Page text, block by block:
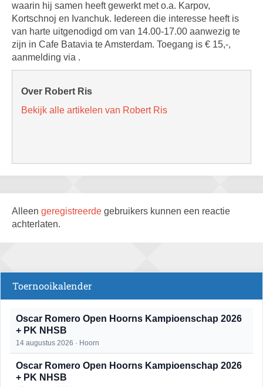
waarin hij samen heeft gewerkt met o.a. Karpov,
Kortschnoj en Ivanchuk. Iedereen die interesse heeft is
van harte uitgenodigd om van 14.00-17.00 aanwezig te
zijn in Cafe Batavia te Amsterdam. Toegang is € 15,-,
aanmelding via .
Over Robert Ris
Bekijk alle artikelen van Robert Ris
Alleen geregistreerde gebruikers kunnen een reactie
achterlaten.
Toernooikalender
Oscar Romero Open Hoorns Kampioenschap 2026
+ PK NHSB
14 augustus 2026 · Hoorn
Oscar Romero Open Hoorns Kampioenschap 2026
+ PK NHSB